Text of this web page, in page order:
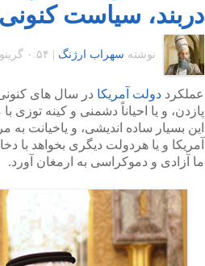
دربند، سیاست
نوشته سهراب ارژنگ ۰:۵۴ گرينويچ - شنبه ۱۳ آذر ۱۳۸۹
عملکرد دولت آمریکا در سال های
پازدن، و یا احیاناً دشمنی و کینه
این بسیار ساده اندیشی، و یاخیانت
آمریکا و یا هردولت دیگری بخواهد
ما آزادی و دموکراسی به ارمغان آورد.